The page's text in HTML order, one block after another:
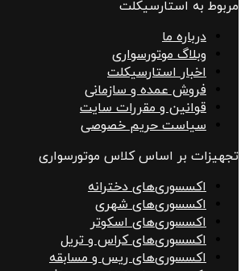
مربوط به استارسیکلت
درباره ما
وبلاگ موتورسواری
اخبار استارسیکلت
فروش عمده و سازمانی
قوانین و مقررات سایت
سیاست حریم خصوصی
تجهیزات بر اساس کلاس موتورسواری
اکسسوری‌های دخترانه
اکسسوری‌های شهری
اکسسوری‌های اسکوتر
اکسسوری‌های کراس و تریل
اکسسوری‌های ریس و مسابقه